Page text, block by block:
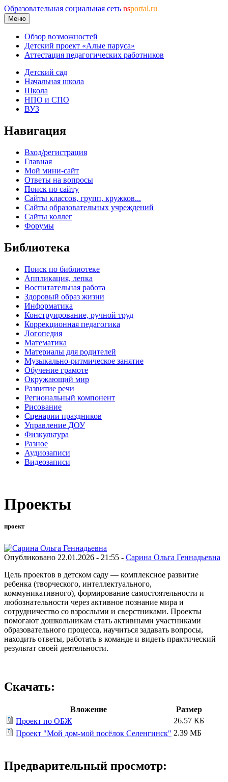
Образовательная социальная сеть nsportal.ru
Меню
Обзор возможностей
Детский проект «Алые паруса»
Аттестация педагогических работников
Детский сад
Начальная школа
Школа
НПО и СПО
ВУЗ
Навигация
Вход/регистрация
Главная
Мой мини-сайт
Ответы на вопросы
Поиск по сайту
Сайты классов, групп, кружков...
Сайты образовательных учреждений
Сайты коллег
Форумы
Библиотека
Поиск по библиотеке
Аппликация, лепка
Воспитательная работа
Здоровый образ жизни
Информатика
Конструирование, ручной труд
Коррекционная педагогика
Логопедия
Математика
Материалы для родителей
Музыкально-ритмическое занятие
Обучение грамоте
Окружающий мир
Развитие речи
Региональный компонент
Рисование
Сценарии праздников
Управление ДОУ
Физкультура
Разное
Аудиозаписи
Видеозаписи
Проекты
проект
Опубликовано 22.01.2026 - 21:55 - Сарина Ольга Геннадьевна
Цель проектов в детском саду — комплексное развитие
ребенка (творческого, интеллектуального,
коммуникативного), формирование самостоятельности и
любознательности через активное познание мира и
сотрудничество со взрослыми и сверстниками. Проекты
помогают дошкольникам стать активными участниками
образовательного процесса, научиться задавать вопросы,
находить ответы, работать в команде и видеть практический
результат своей деятельности.
Скачать:
Вложение
Размер
Проект по ОБЖ
26.57 КБ
Проект "Мой дом-мой посёлок Селенгинск" 2.39 МБ
Предварительный просмотр: